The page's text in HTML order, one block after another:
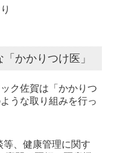
かかりつけ医」
ク佐賀は「かかりつ
うな取り組みを行っ
、健康管理に関す